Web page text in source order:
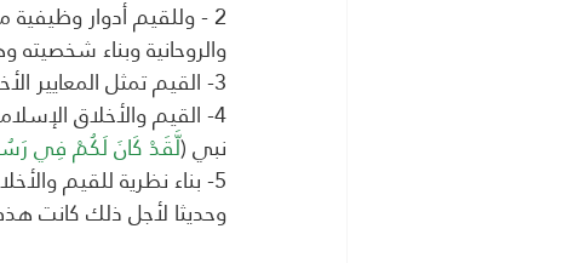
2 - وللقيم أدوار
والروحانية وبناء شخصيته
3- القيم تمثل المعايير الأخلاقية التي يجب أن يلتزم بها الفرد والأسرة والمجتمع والدولة والأمة
4- القيم والأخلاق
نبي (لَّقَدْ كَانَ لَكُمْ فِي
5- بناء نظرية للقيم
وحديثا لأجل ذلك كانت